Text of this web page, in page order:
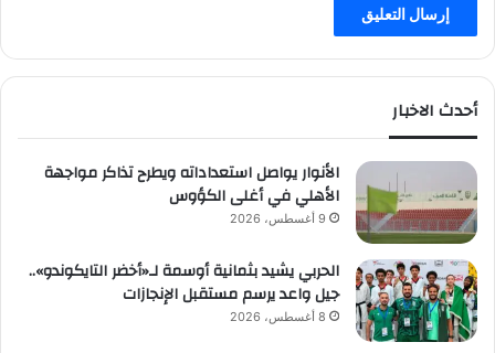
أحدث الاخبار
الأنوار يواصل استعداداته ويطرح تذاكر مواجهة
الأهلي في أغلى الكؤوس
9 أغسطس، 2026
الحربي يشيد بثمانية أوسمة لـ«أخضر التايكوندو»..
جيل واعد يرسم مستقبل الإنجازات
8 أغسطس، 2026